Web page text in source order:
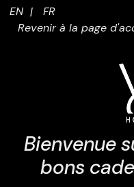
Cart Item Added: {0},
Shopping Cart cleared
Cart Item Decreased: {0},
Pop-up opened: Terms
Pop-up opened: Data
Edit GiftCard closing
Edit GiftCard closed
EN |
FR
Revenir à la page
Bienvenue
bons